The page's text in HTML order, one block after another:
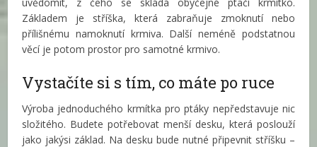
Základem je stříška, která zabraňuje zmoknutí nebo
přílišnému namoknutí krmiva. Další neméně podstatnou
věcí je potom prostor pro samotné krmivo.
Vystačíte si s tím, co máte po ruce
Výroba jednoduchého krmítka pro ptáky nepředstavuje nic
složitého. Budete potřebovat menší desku, která poslouží
jako jakýsi základ. Na desku bude nutné připevnit stříšku –